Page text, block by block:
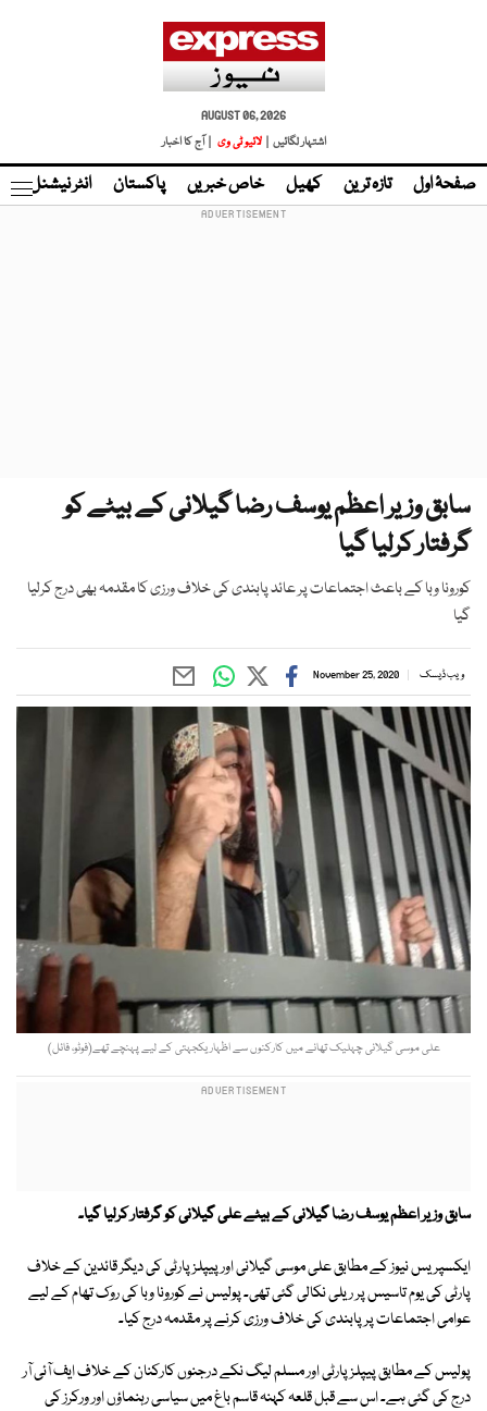
AUGUST 06, 2026
اشتہار لگائیں |
لائیو ٹی وی | آج کا اخبار
صفحۂ اول تازہ ترین کھیل خاص خبریں پاکستان انٹر نیشنل
سابق وزیر اعظم یوسف رضا گیلانی کے بیٹے کو
گرفتار کرلیا گیا
کورونا وبا کے باعث اجتماعات پر عائد پابندی کی خلاف ورزی کا مقدمہ بھی درج کرلیا
گیا
ویب ڈیسک November 25, 2020
علی موسی گیلانی چہلیک تھانے میں کارکنوں سے اظہار یکجہتی کے لیے پہنچے تھے(فوٹو، فائل)
سابق وزیر اعظم یوسف رضا گیلانی کے بیٹے علی گیلانی کو گرفتار کرلیا گیا۔
ایکسپریس نیوز کے مطابق علی موسی گیلانی اور پیپلز پارٹی کی دیگر قائدین کے خلاف
پارٹی کی یوم تاسیس پر ریلی نکالی گئی تھی۔ پولیس نے کورونا وبا کی روک تھام کے لیے
عوامی اجتماعات پر پابندی کی خلاف ورزی کرنے پر مقدمہ درج کیا۔
پولیس کے مطابق پیپلز پارٹی اور مسلم لیگ نکے درجنوں کارکنان کے خلاف ایف آئی آر
درج کی گئی ہے۔ اس سے قبل قلعہ کہنہ قاسم باغ میں سیاسی رہنماؤں اور ورکرز کی